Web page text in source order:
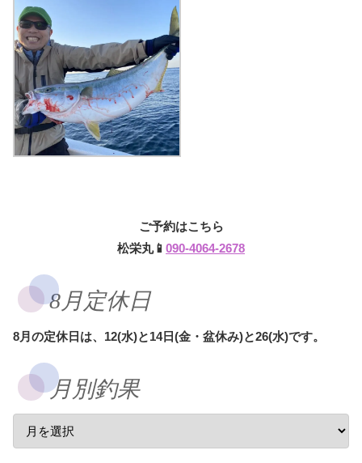
ご予約はこちら
松栄丸📱 090-4064-2678
8月定休日
8月の定休日は、12(水)と14日(金・盆休み)と26(水)です。
月別釣果